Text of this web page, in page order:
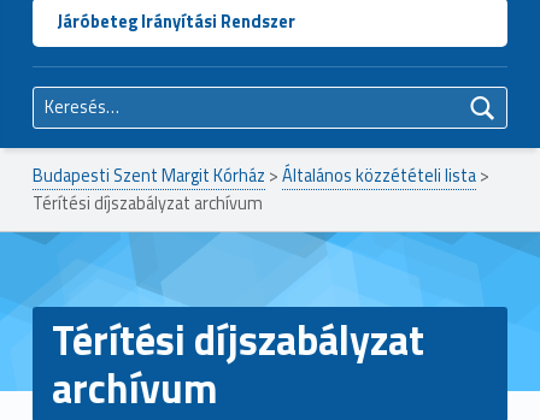
Járóbeteg Irányítási Rendszer
Keresés:
Budapesti Szent Margit Kórház >Általános közzétételi lista>
Térítési díjszabályzat archívum
Térítési díjszabályzat
archívum